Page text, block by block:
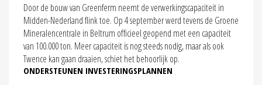
Door de bouw van Greenferm neemt de verwerkingscapaciteit in
Midden-Nederland flink toe. Op 4 september werd tevens de Groene
Mineralencentrale in Beltrum officieel geopend met een capaciteit
van 100.000 ton. Meer capaciteit is nog steeds nodig, maar als ook
Twence kan gaan draaien, schiet het behoorlijk op.
ONDERSTEUNEN INVESTERINGSPLANNEN